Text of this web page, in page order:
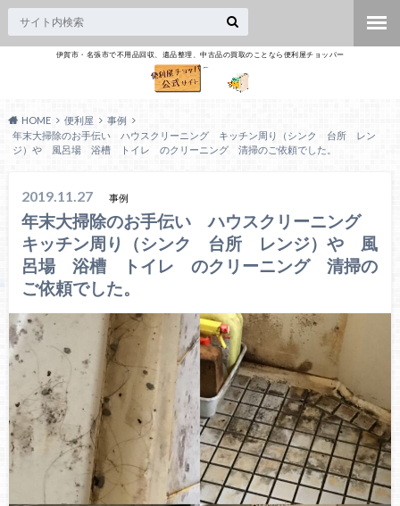
伊賀市・名張市で不用品回収、遺品整理、中古品の買取のことなら便利屋チョッパー
HOME 便利屋
事例
年末大掃除のお手伝い ハウスクリーニング キッチン周り（シンク 台所 レン
ジ）や 風呂場 浴槽 トイレ のクリーニング 清掃のご依頼でした。
2019.11.27 事例
年末大掃除のお手伝い ハウスクリーニング
キッチン周り（シンク 台所 レンジ）や 風
呂場 浴槽 トイレ のクリーニング 清掃の
ご依頼でした。